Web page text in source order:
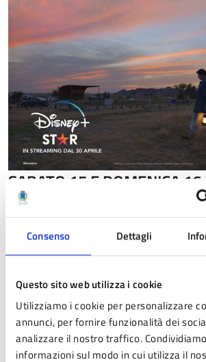
Consenso Dettagli
Questo sito web utilizza i cookie
Utilizziamo i cookie per personalizzare
annunci, per fornire funzionalità dei
analizzare il nostro traffico.
informazioni sul modo in cui utilizza il
SABATO 15 E DOMENICA 16
TOM & JERRY
Sabato:ore 16.30
Tutte le informazioni su
http://www.cinemateatromacmazzieri.it/